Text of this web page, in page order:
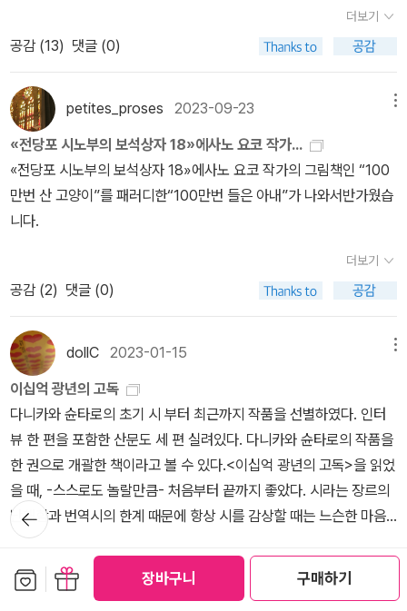
장바구니 구매하기
미를 가지고 자신의 삶을 소유할 수 있었다. 어느 주인의 소유물로서
가 아닌 자기 자신이 주인으로서의 삶이다.그리고 그 때에서야 다른
만 자신을 사랑하지 못했던 고양이는 다른 누구도 사랑할 수 없었다.
그러니 죽음과 이별 앞에서도 눈물 한 방을 흘리지 못했던 것이다.자
기 자신을 사랑하기 시작한 고양이는 또한 다른 고양이를 진정으로
사랑할 수 있었던 것이다. 자기 자신을 사랑하고, 그 사랑으로 남을 또
한 사랑하고, 자신을 위해, 남을 위해 눈물을 흘리는 것이 진정한 삶이
아닐까?고양이는 비로소 눈물을 흘린다. 100만 번의 긴 삶에 비해 너
앞에서이다. 그리고 고양이는 마지막 단 한 번의 의미 있는 진정한 죽
음을 맞이한다.그 때는 아무도 고양이를 위해 눈물을 흘리는 이가 없
었지만, 그 고양이는 자신의 죽음에 처음으로 의미있는 눈물을 흘렸
을 것이다.
을 거두어 보살피는 스님이 길짐승 마음을 조금씩 느끼고 읽는 줄거
리를 다룬다. 길냥이를 좋아하는 사람이 무척 많은 줄 아는데, 이 그림
지. 게다가 ‘귀염귀염 그림’보다는 ‘아프고 다치는 삶’을 그리는 얼거
리라서 읽기에 안 만만할 수 있다. 길에서도 마을에서도 별에서도 모
든 숨결은 반짝인다.#?田妙玄 #ペットの聲が聞こえたら #オノ
ユウリㅍㄹㄴ글 : 숲노래·파란놀(최종규). 낱말책을 쓴다. 《풀꽃나무
들숲노래 동시 따라쓰기》, 《새로 쓰는 말밑 꾸러미 사전》, 《미래세대
를 위한 우리말과 문해력》, 《들꽃내음 따라 걷다가 작은책집을 보았
말 수수께끼 동시》, 《시골에서 살림 짓는 즐거움》, 《이오덕 마음 읽
기》을 썼다. blog.naver.com/hbooklove김만배는 정말 돈방석에
앉았나 : 대장동 민사소송 '정치 뺀 해설서' [추적+]https://n.news.
naver.com/article/665/0000006167?cds=news_media_p
c&type=editn넷플릭스, 소니…케데헌 성공 요인과 우리에게 없는
것 [視리즈]https://n.news.naver.com/article/665/0000006
162정청래 '세계적 명성 날린 임요환, 이윤열, 홍진호, 마재윤'?http
s://n.news.naver.com/mnews/ranking/article/002/000241
4564
은 2001년이었고, 이후 매년 서너 차례 정도만 주문하다가, 2008년
에 중고샵이 생기면서부터 말 그대로 하루 걸러 한 박스씩 주문하면
서 등급이 오른 듯하다. 중고샵 개장 이후로는 한 번도 플래티넘 등급
에서 내려온 적 없는 나귀님이니, 자그마치 17년 만에 (햇수로는 18
년인가) 일반 등급으로 내려오는 셈이다.등급 하향의 이유는 알라딘
통보 문자에서 지적한 것처럼 구매액이 크게 줄어서, 3개월 합산 30
만 원이라는 플래티넘 자격에 미달했기 때문이다. 그래도 중간에 비
싼 책들을 몇 권 샀기 때문에 20만 원 기준 골드 등급이나 10만 원 기
준 실버 등급은 되지 않을까 예상했는데, 적립금으로 결제한 것은 구
매액으로 치지 않는 모양이어서 급전직하를 겪게 된 듯하다.구매가
줄어든 까닭은, 뭐, 작년 이맘때 쓴 글에서 구구절절 적어놓은 바와 다
운' 추세이다 보니 딱히 장점이 없다는 생각이 들었고, 설상가상 중고
상품 품질 문제 때문에 고객센터에 항의하는 등의 우여곡절까지 겪다
보니, 이제는 아예 안 사고 마음 편한 것이 차라리 낫겠다 싶기 때문이
다.고객센터에 마지막으로 항의한 내용도 진짜 웃긴다. 우주점에서
'상급'인 책을 하나 구입했는데 하드커버의 겉표지가 없었다. 품질 판
정 기준에 따르자면 겉표지가 없으니 '중급'인데, 애초부터 그렇다고
표기했으면 나귀님으로서도 굳이 살 이유까진 없는 책이었다. 결국
알라딘 측의 과실이므로 무료 반품을 신청했더니, '그건 표지가 아니
라 띠지'라면서 거부한다!띠지란 수상 실적이나 영화 개봉 같은 홍보
사유가 있을 때 추가하는 부속품인데, 문제는 해당 도서의 겉표지가
띠지처럼 생겼지만 실제로는 표지 역할을 하는 '띠지형 표지'라는 점
더보기
공감 (13) 댓글 (0)
petites_proses 2023-09-23
«전당포 시노부의 보석상자 18»에사노 요코 작가...
«전당포 시노부의 보석상자 18»에사노 요코 작가의 그림책인 “100
만번 산 고양이”를 패러디한“100만번 들은 아내”가 나와서반가웠습
니다.
더보기
공감 (2) 댓글 (0)
dollC 2023-01-15
이십억 광년의 고독
다니카와 슌타로의 초기 시 부터 최근까지 작품을 선별하였다. 인터
뷰 한 편을 포함한 산문도 세 편 실려있다. 다니카와 슌타로의 작품을
한 권으로 개괄한 책이라고 볼 수 있다.<이십억 광년의 고독>을 읽었
을 때, -스스로도 놀랄만큼- 처음부터 끝까지 좋았다. 시라는 장르의
난해함과 번역시의 한계 때문에 항상 시를 감상할 때는 느슨한 마음
을 갖는다. 이 책에서 내 마음에 남는 단 한편의 시만 만나더라도 좋겠
다는 그런 마음 말이다.그런데 참, 이 책은, 참... 첫 장 '한국의 독자들
에게'의 첫 문장부터 이렇게 마음에 꽂힐 수가 없었다. '시를 번역하면
더보기
공감 ( 12)댓글 (0)
뒤로가
기